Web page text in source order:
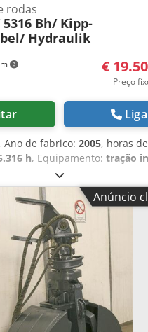
rodas
5316 Bh/ Kipp-
Hydraulik
€
Preço
, Ano de fabrico: 2005, horas de
h, Equipamento: tração
horas de operação *
km/h * Conexões
auxiliares * Giroflex *
proprietário anterior *
de fabricação: 2005 * Peso
kg * Peso total: 6.500 kg *
freio Desde 1972, seu
veículos comerciais em
O
de cerca de 200
comerciais e máquinas
Anúncio